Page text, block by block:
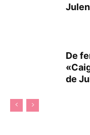
De
de